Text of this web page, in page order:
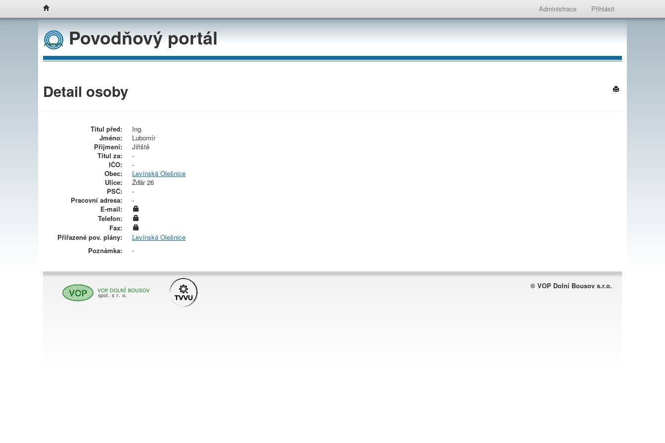
Administrace Přihlásit
Povodňový portál
Detail osoby
Titul před:
Ing.
Jméno:
Lubomír
Přijmení:
Jiřiště
Titul za:
-
IČO:
-
Obec:
Levínská Olešnice
Ulice:
Žďár 26
PSČ:
-
Pracovní adresa:
-
E-mail:
Telefon:
Fax:
Přiřazené pov. plány:
Levínská Olešnice
Poznámka:
-
© VOP Dolní Bousov s.r.o.